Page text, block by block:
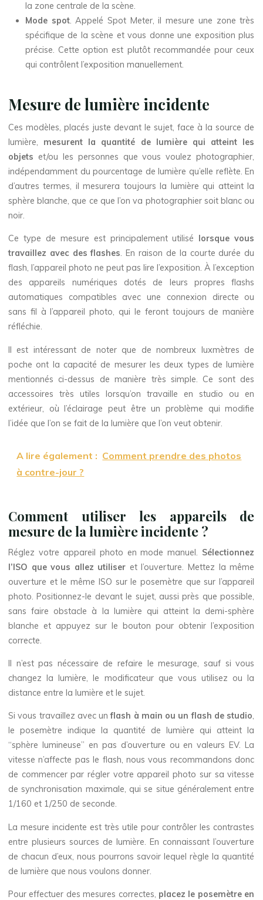
la zone centrale de la scène.
Mode spot. Appelé Spot Meter, il mesure une zone très
spécifique de la scène et vous donne une exposition plus
précise. Cette option est plutôt recommandée pour ceux
qui contrôlent l’exposition manuellement.
Mesure de lumière incidente
Ces modèles, placés juste devant le sujet, face à la source de
lumière, mesurent la quantité de lumière qui atteint les
objets et/ou les personnes que vous voulez photographier,
indépendamment du pourcentage de lumière qu’elle reflète. En
d’autres termes, il mesurera toujours la lumière qui atteint la
sphère blanche, que ce que l’on va photographier soit blanc ou
noir.
Ce type de mesure est principalement utilisé lorsque vous
travaillez avec des flashes. En raison de la courte durée du
flash, l’appareil photo ne peut pas lire l’exposition. À l’exception
des appareils numériques dotés de leurs propres flashs
automatiques compatibles avec une connexion directe ou
sans fil à l’appareil photo, qui le feront toujours de manière
réfléchie.
Il est intéressant de noter que de nombreux luxmètres de
poche ont la capacité de mesurer les deux types de lumière
mentionnés ci-dessus de manière très simple. Ce sont des
accessoires très utiles lorsqu’on travaille en studio ou en
extérieur, où l’éclairage peut être un problème qui modifie
l’idée que l’on se fait de la lumière que l’on veut obtenir.
A lire également : Comment prendre des photos
à contre-jour ?
Comment utiliser les appareils de
mesure de la lumière incidente ?
Réglez votre appareil photo en mode manuel. Sélectionnez
l’ISO que vous allez utiliser et l’ouverture. Mettez la même
ouverture et le même ISO sur le posemètre que sur l’appareil
photo. Positionnez-le devant le sujet, aussi près que possible,
sans faire obstacle à la lumière qui atteint la demi-sphère
blanche et appuyez sur le bouton pour obtenir l’exposition
correcte.
Il n’est pas nécessaire de refaire le mesurage, sauf si vous
changez la lumière, le modificateur que vous utilisez ou la
distance entre la lumière et le sujet.
Si vous travaillez avec unflash à main ou un flash de studio,
le posemètre indique la quantité de lumière qui atteint la
“sphère lumineuse” en pas d’ouverture ou en valeurs EV. La
vitesse n’affecte pas le flash, nous vous recommandons donc
de commencer par régler votre appareil photo sur sa vitesse
de synchronisation maximale, qui se situe généralement entre
1/160 et 1/250 de seconde.
La mesure incidente est très utile pour contrôler les contrastes
entre plusieurs sources de lumière. En connaissant l’ouverture
de chacun d’eux, nous pourrons savoir lequel règle la quantité
de lumière que nous voulons donner.
Pour effectuer des mesures correctes, placez le posemètre en